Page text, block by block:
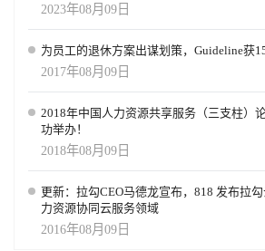
2023年08月09日
为员工的退休方案出谋划策，Guideline获
2017年08月09日
2018年中国人力资源共享服务（三支柱）
功举办！
2018年08月09日
更新：拉勾CEO马德龙宣布，818 发布拉
力资源协同云服务领域
2016年08月09日